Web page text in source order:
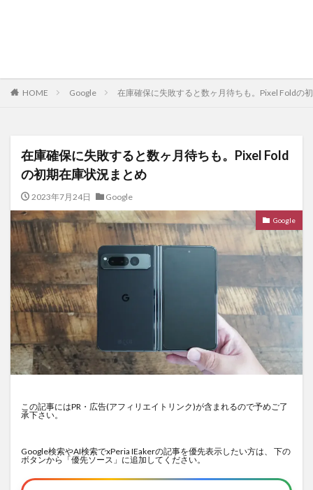
HOME Google 在庫確保に失敗すると数ヶ月待ちも。Pixel Foldの
在庫確保に失敗すると数ヶ月待ちも。Pixel Fold
の初期在庫状況まとめ
2023年7月24日 Google
Google
この記事にはPR・広告(アフィリエイトリンク)が含まれるので予めご了
承下さい。
Google検索やAI検索でxPeria IEakerの記事を優先表示したい方は、 下の
ボタンから「優先ソース」に追加してください。